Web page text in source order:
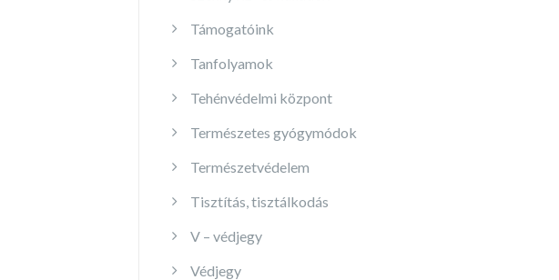
Támogatóink
Tanfolyamok
Tehénvédelmi központ
Természetes gyógymódok
Természetvédelem
Tisztítás, tisztálkodás
V – védjegy
Védjegy